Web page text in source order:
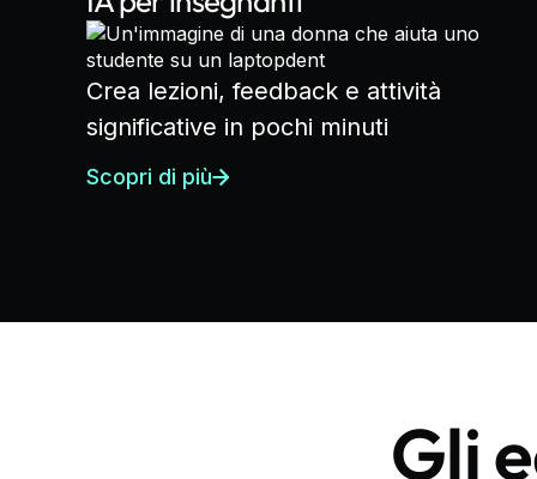
Crea lezioni, feedback e attività
significative in pochi minuti
Scopri di più
Gli